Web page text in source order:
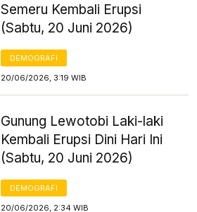
Semeru Kembali Erupsi
(Sabtu, 20 Juni 2026)
DEMOGRAFI
20/06/2026, 3:19 WIB
Gunung Lewotobi Laki-laki
Kembali Erupsi Dini Hari Ini
(Sabtu, 20 Juni 2026)
DEMOGRAFI
20/06/2026, 2:34 WIB